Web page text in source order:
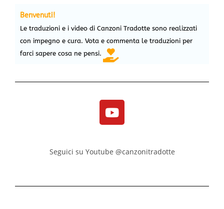
Benvenuti!
Le traduzioni e i video di Canzoni Tradotte sono realizzati
con impegno e cura. Vota e commenta le traduzioni per
farci sapere cosa ne pensi.
Seguici su Youtube @canzonitradotte